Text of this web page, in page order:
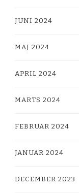
JUNI 2024
MAJ 2024
APRIL 2024
MARTS 2024
FEBRUAR 2024
JANUAR 2024
DECEMBER 2023